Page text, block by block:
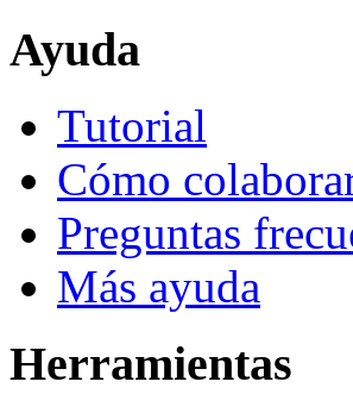
Ayuda
Tutorial
Cómo
Preguntas
Más ayuda
Herramientas